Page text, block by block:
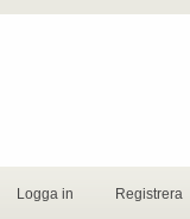
Logga in Registrera